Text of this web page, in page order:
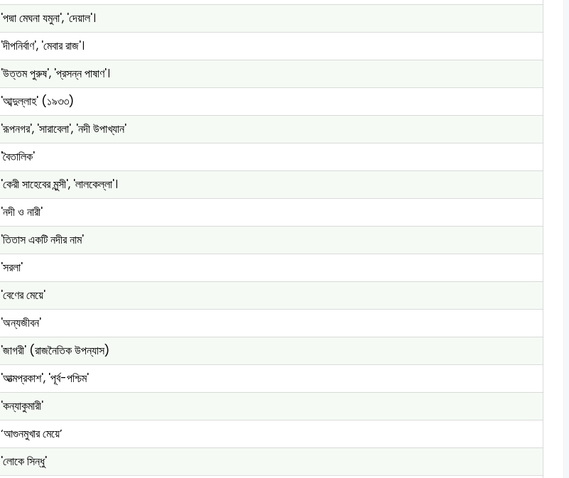
'পদ্মা মেঘনা যমুনা', 'দেয়াল'।
'দীপনির্বাণ', 'মেবার রাজ'।
'উত্তম পুরুষ', 'প্রসন্ন পাষাণ'।
'আব্দুল্লাহ' (১৯৩৩)
'রূপনগর', 'সারাবেলা', 'নদী উপাখ্যান'
'বৈতালিক'
'কেরী সাহেবের মুন্সী', 'লালকেল্লা'।
'নদী ও নারী'
'তিতাস একটি নদীর নাম'
'সরলা'
'বেণের মেয়ে'
'অন্যজীবন'
'জাগরী' (রাজনৈতিক উপন্যাস)
'আত্মপ্রকাশ', 'পূর্ব-পশ্চিম'
'কন্যাকুমারী'
‘আগুনমুখার মেয়ে’
'লোকে সিন্ধু'